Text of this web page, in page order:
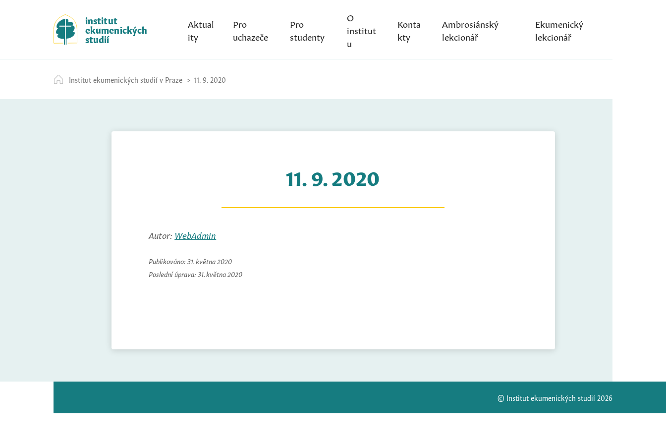
k
i
p
t
c
o
institut
ekumenických
studií
Aktual
ity
Pro
uchazeče
Pro
studenty
O
institut
u
Konta
kty
Ambrosiánský
lekcionář
Ekumenický
lekcionář
Institut ekumenických studií v Praze 11. 9. 2020
11. 9. 2020
Autor: WebAdmin
Publikováno: 31. května 2020
Poslední úprava: 31. května 2020
© Institut ekumenických studií 2026